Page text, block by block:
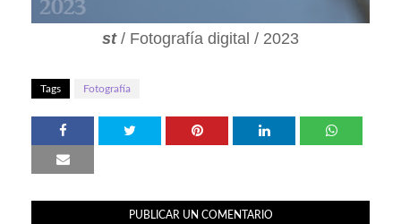
st/ Fotografía digital / 2023
Tags Fotografía
PUBLICAR UN COMENTARIO